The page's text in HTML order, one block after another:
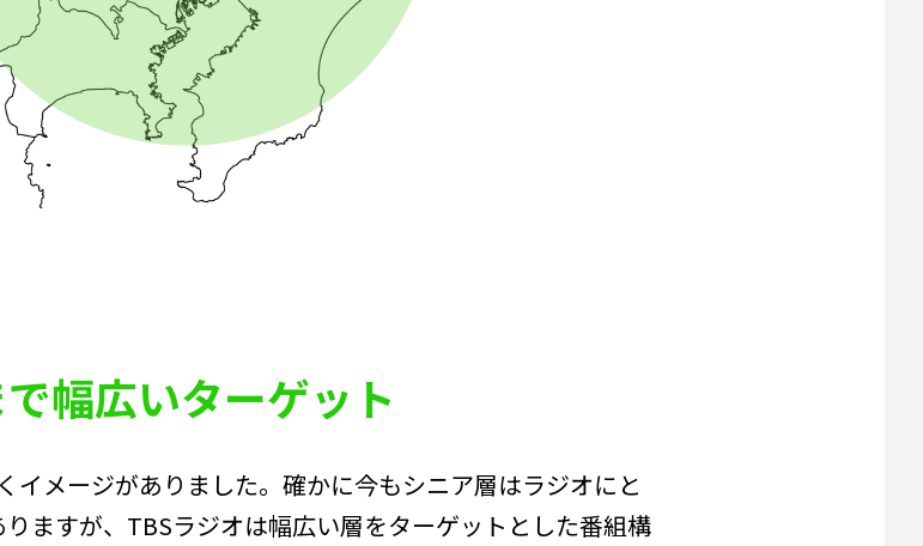
幅広いターゲット
イメージがありました。確かに今もシニア層はラジオにと
ますが、TBSラジオは幅広い層をターゲットとした番組構